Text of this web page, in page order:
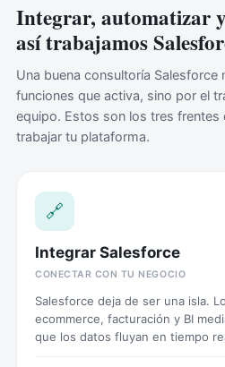
Integrar, automatizar
así trabajamos
Una buena consultoría Salesforce
funciones que activa, sino por el
equipo. Estos son los tres frentes
trabajar tu plataforma.
🔗
Integrar Salesforce
CONECTAR CON TU NEGOCIO
Salesforce deja de ser una isla.
ecommerce, facturación y BI
que los datos fluyan en tiempo